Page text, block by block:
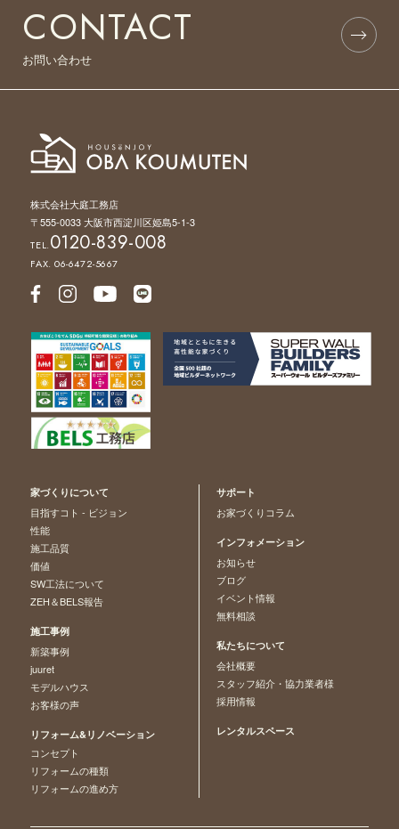
CONTACT
お問い合わせ
株式会社大庭工務店
〒555-0033 大阪市西淀川区姫島5-1-3
TEL.0120-839-008
FAX. 06-6472-5667
家づくりについて
目指すコト - ビジョン
性能
施工品質
価値
SW工法について
ZEH＆BELS報告
施工事例
新築事例
juuret
モデルハウス
お客様の声
リフォーム&リノベーション
コンセプト
リフォームの種類
リフォームの進め方
サポート
お家づくりコラム
インフォメーション
お知らせ
ブログ
イベント情報
無料相談
私たちについて
会社概要
スタッフ紹介・協力業者様
採用情報
レンタルスペース